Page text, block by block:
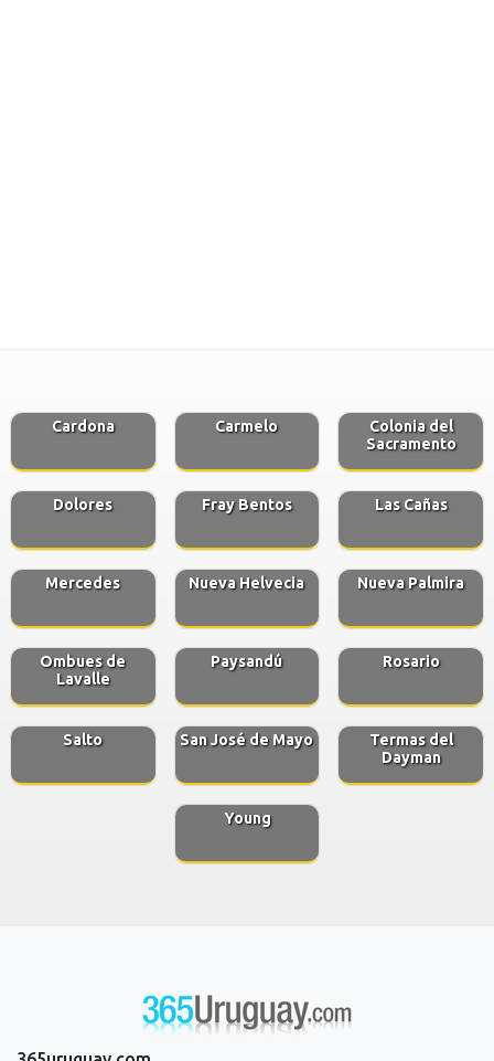
Cardona Carmelo
Colonia del
Sacramento
Dolores Fray Bentos Las Cañas
Mercedes Nueva Helvecia Nueva Palmira
Ombues de
Lavalle
Paysandú Rosario
Salto San José de Mayo
Termas del
Dayman
Young